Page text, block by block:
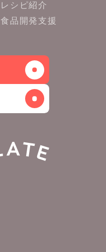
レシピ紹介
食品開発支援